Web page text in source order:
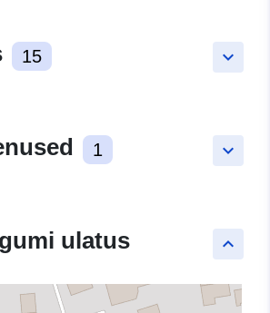
keyboard_arrow_down
15
keyboard_arrow_down
1
keyboard_arrow_up
ulatus